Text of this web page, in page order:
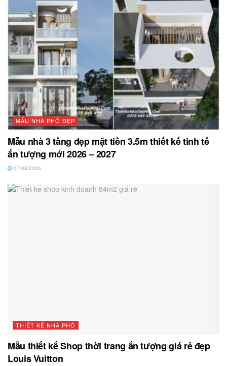
MẪU NHÀ PHỐ ĐẸP
Mẫu nhà 3 tầng đẹp mặt tiền 3.5m thiết kế tinh tế
ấn tượng mới 2026 – 2027
07/08/2026
THIẾT KẾ NHÀ PHỐ
Mẫu thiết kế Shop thời trang ấn tượng giá rẻ đẹp
Louis Vuitton